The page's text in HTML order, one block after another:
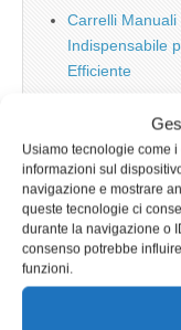
Usiamo tecnologie come
informazioni sul
navigazione e mostrare
queste tecnologie ci
durante la navigazione o
consenso potrebbe
funzioni.
Carrelli
Indispensabile
Efficiente
TAG
aeroporto
carrelli
della